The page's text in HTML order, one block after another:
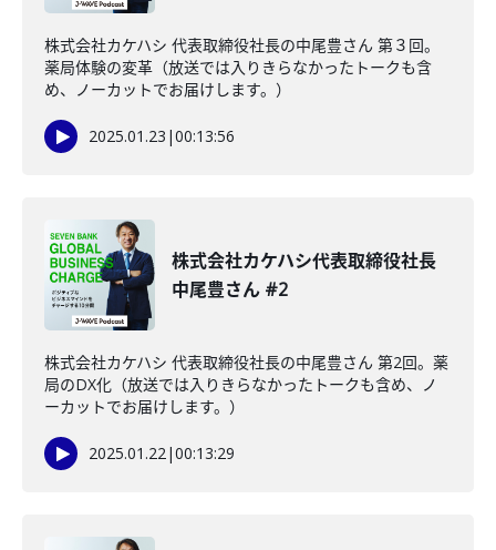
株式会社カケハシ 代表取締役社長の中尾豊さん 第３回。
薬局体験の変革（放送では入りきらなかったトークも含
め、ノーカットでお届けします。）
2025.01.23 |00:13:56
株式会社カケハシ代表取締役社長
中尾豊さん #2
株式会社カケハシ 代表取締役社長の中尾豊さん 第2回。薬
局のDX化（放送では入りきらなかったトークも含め、ノ
ーカットでお届けします。）
2025.01.22|00:13:29